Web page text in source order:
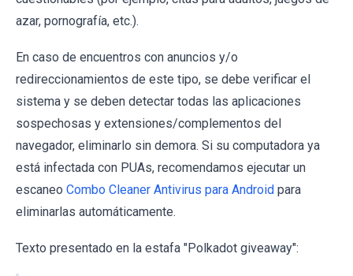
azar, pornografía, etc.).
En caso de encuentros con anuncios y/o
redireccionamientos de este tipo, se debe verificar el
sistema y se deben detectar todas las aplicaciones
sospechosas y extensiones/complementos del
navegador, eliminarlo sin demora. Si su computadora ya
está infectada con PUAs, recomendamos ejecutar un
escaneo Combo Cleaner Antivirus para Android para
eliminarlas automáticamente.
Texto presentado en la estafa "Polkadot giveaway":